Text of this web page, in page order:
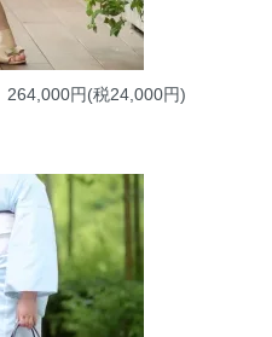
264,000円(税24,000円)